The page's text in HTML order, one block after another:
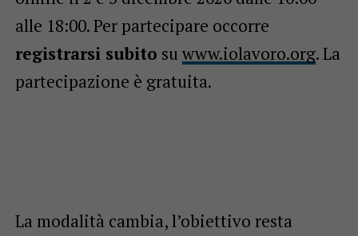
alle 18:00. Per partecipare occorre
registrarsi subito su www.iolavoro.org. La
partecipazione è gratuita.
La modalità cambia, l’obiettivo resta